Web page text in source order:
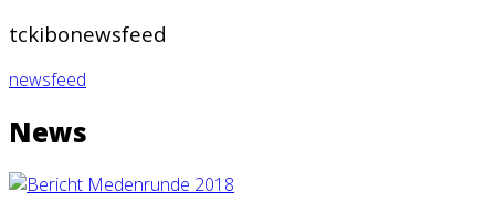
tckibonewsfeed
newsfeed
News